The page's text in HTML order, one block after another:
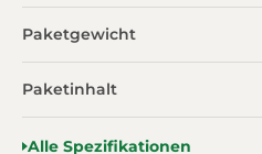
Paketgewicht
Paketinhalt
Alle Spezifikationen